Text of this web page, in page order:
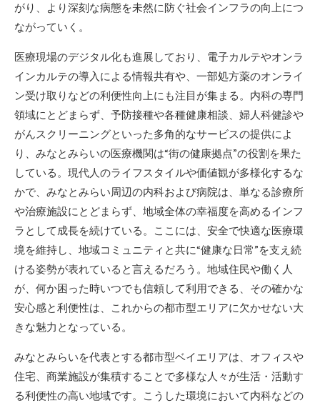
がり、より深刻な病態を未然に防ぐ社会インフラの向上につ
ながっていく。
医療現場のデジタル化も進展しており、電子カルテやオンラ
インカルテの導入による情報共有や、一部処方薬のオンライ
ン受け取りなどの利便性向上にも注目が集まる。内科の専門
領域にとどまらず、予防接種や各種健康相談、婦人科健診や
がんスクリーニングといった多角的なサービスの提供によ
り、みなとみらいの医療機関は“街の健康拠点”の役割を果た
している。現代人のライフスタイルや価値観が多様化するな
かで、みなとみらい周辺の内科および病院は、単なる診療所
や治療施設にとどまらず、地域全体の幸福度を高めるインフ
ラとして成長を続けている。ここには、安全で快適な医療環
境を維持し、地域コミュニティと共に“健康な日常”を支え続
ける姿勢が表れていると言えるだろう。地域住民や働く人
が、何か困った時いつでも信頼して利用できる、その確かな
安心感と利便性は、これからの都市型エリアに欠かせない大
きな魅力となっている。
みなとみらいを代表とする都市型ベイエリアは、オフィスや
住宅、商業施設が集積することで多様な人々が生活・活動す
る利便性の高い地域です。こうした環境において内科などの